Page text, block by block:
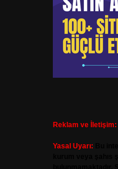
Reklam ve İletişim:
Yasal Uyarı: